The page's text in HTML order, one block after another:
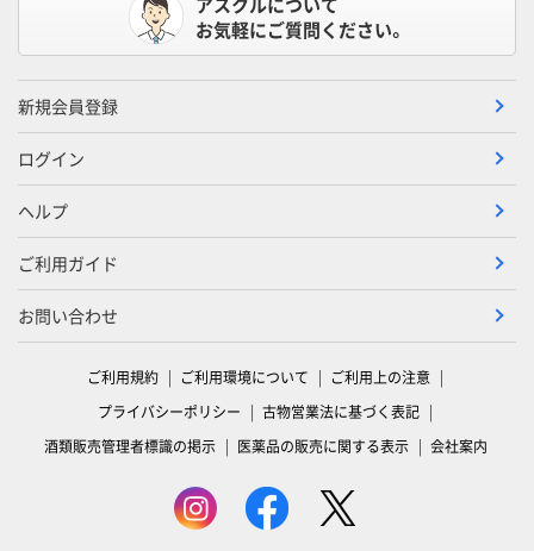
お気軽にご質問ください。
新規会員登録
ログイン
ヘルプ
ご利用ガイド
お問い合わせ
ご利用規約 ご利用環境について
ご利用上の注意
プライバシーポリシー
古物営業法に基づく表記
酒類販売管理者標識の掲示
医薬品の販売に関する表示 会社案内